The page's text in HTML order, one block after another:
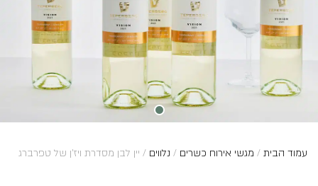
עמוד הבית / מגשי אירוח כשרים / נלווים / יין לבן מסדרת ויז’ן של טפרברג